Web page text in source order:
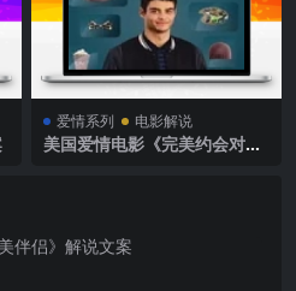
爱情系列 电影解说
美国爱情电影《完美约会对
伴侣》解说文案